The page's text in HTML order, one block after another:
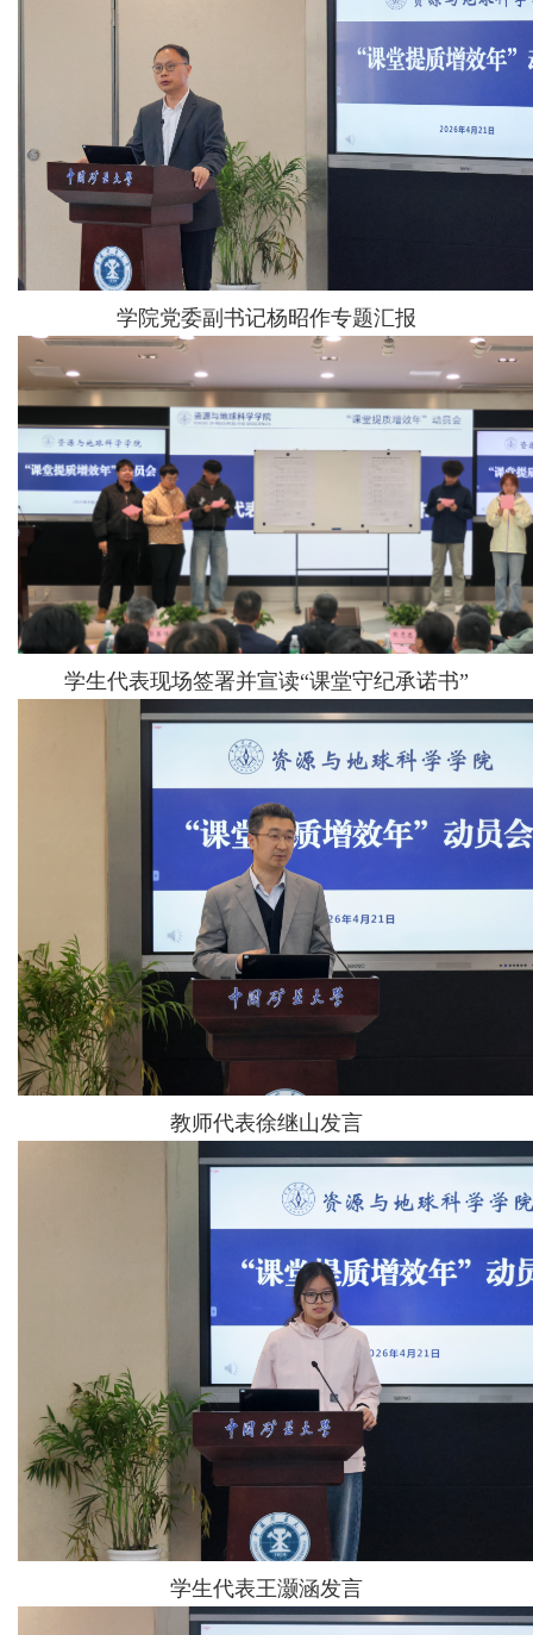
学院党委副书记杨昭作专题汇报
学生代表现场签署并宣读“课堂守纪承诺书”
教师代表徐继山发言
学生代表王灏涵发言